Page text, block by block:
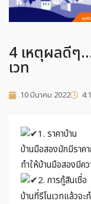
4 เหตุผลดีๆ
เวท
10 มีนาคม 2022
1. ราคาบ้าน
บ้านมือสองมักมีราค
ทำให้บ้านมือสองมีค
2. การกู้สินเชื่อ
บ้านที่รีโนเวทแล้วจะ